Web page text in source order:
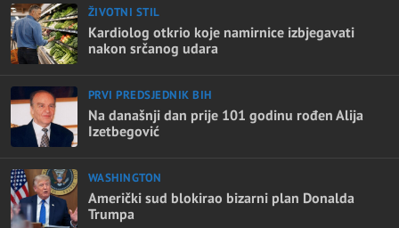
ŽIVOTNI STIL
Kardiolog otkrio koje namirnice izbjegavati
nakon srčanog udara
PRVI PREDSJEDNIK BIH
Na današnji dan prije 101 godinu rođen Alija
Izetbegović
WASHINGTON
Američki sud blokirao bizarni plan Donalda
Trumpa